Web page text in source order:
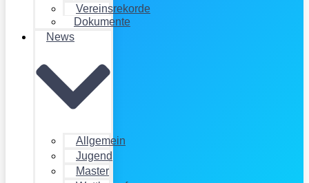
Vereinsrekorde
Dokumente
News
Allgemein
Jugend
Master